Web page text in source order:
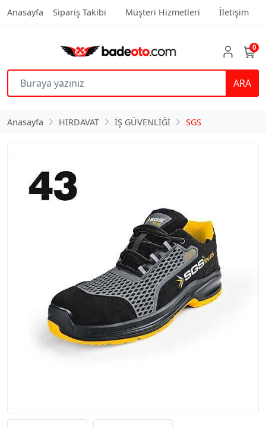
Anasayfa Sipariş Takibi Müşteri Hizmetleri İletişim
ARA
0
Anasayfa HIRDAVAT İŞ GÜVENLİĞİ SGS